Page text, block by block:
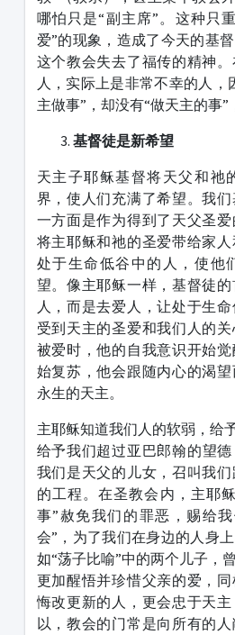
哪怕只是“副主席”。这种只
爱”的现象，造成了今天的基
这个教会失去了福传的精神
人，实际上是非常不幸的人，
主做事”，却没有“做天主的事”
基督徒是新希望
天主子耶稣基督将天父和祂
界，使人们充满了希望。我们
一方面是作为得到了天父圣
将主耶稣和祂的圣爱带给家
处于生命低谷中的人，使他
望。像主耶稣一样，基督徒
人，而是去爱人，让处于生
受到天主的圣爱和我们人的
被爱时，他的自我意识开始
始复苏，他会跟随内心的渴
永生的天主。
主耶稣知道我们人的软弱，给
给予我们超过亚巴郎翰的望德
我们是天父的儿女，召叫我
的工程。在圣教会内，主耶
事”赦免我们的罪恶，赐给
会”，为了我们在身边的人身
如“荡子比喻”中的两个儿子，
更加醒悟并珍惜父亲的爱，
悔改更新的人，更会忠于天
以，教会的门常是向所有的